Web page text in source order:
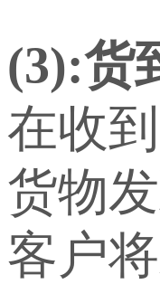
(3):货
在收
货物
客户